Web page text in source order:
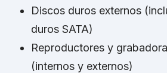
Discos duros externos
duros SATA)
Reproductores y
(internos y externos)